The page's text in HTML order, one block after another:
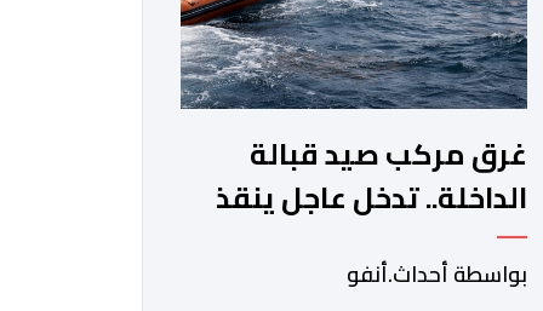
غرق مركب صيد قبالة
الداخلة.. تدخل عاجل ينقذ
18 بحارا من الموت
بواسطة أحداث.أنفو